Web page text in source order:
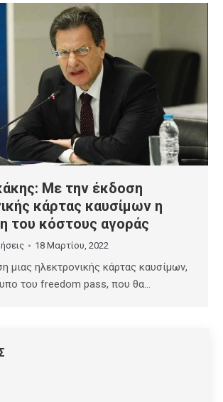
Με την έκδοση
κάρτας καυσίμων η
του κόστους αγοράς
18 Μαρτίου, 2022
μιας ηλεκτρονικής κάρτας καυσίμων,
του freedom pass, που θα…